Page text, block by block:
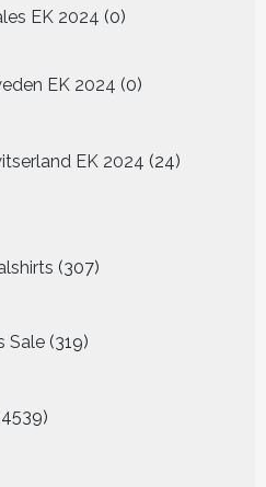
EK 2024 00
EK 2024 0
producten
EK 2024 24
producten
307
producten
Sale 319
319
4539
producten